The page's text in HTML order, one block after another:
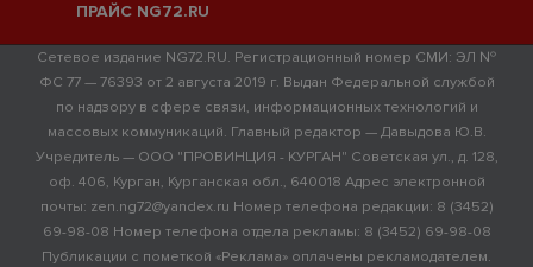
ПРАЙС NG72.RU
Сетевое издание NG72.RU. Регистрационный номер СМИ: ЭЛ №
ФС 77 — 76393 от 2 августа 2019 г. Выдан Федеральной службой
по надзору в сфере связи, информационных технологий и
массовых коммуникаций. Главный редактор — Давыдова Ю.В.
Учредитель — ООО "ПРОВИНЦИЯ - КУРГАН" Советская ул., д. 128,
оф. 406, Курган, Курганская обл., 640018 Адрес электронной
почты: zen.ng72@yandex.ru Номер телефона редакции: 8 (3452)
69-98-08 Номер телефона отдела рекламы: 8 (3452) 69-98-08
Публикации с пометкой «Реклама» оплачены рекламодателем.